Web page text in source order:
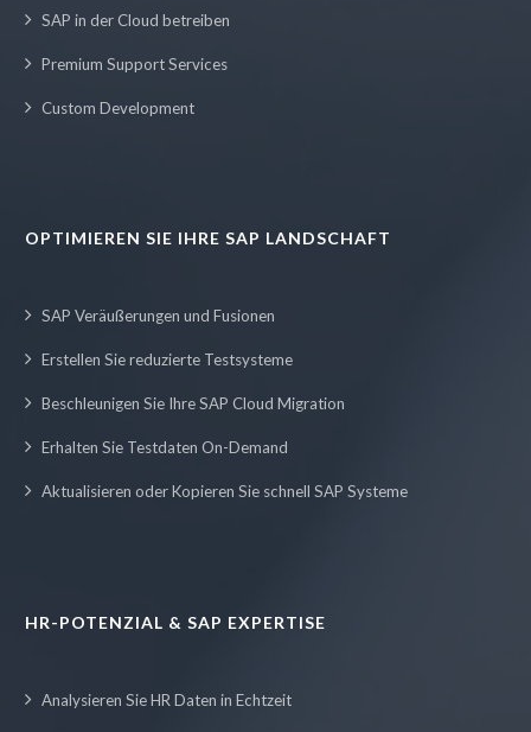
SAP in der Cloud betreiben
Premium Support Services
Custom Development
OPTIMIEREN SIE IHRE SAP LANDSCHAFT
SAP Veräußerungen und Fusionen
Erstellen Sie reduzierte Testsysteme
Beschleunigen Sie Ihre SAP Cloud Migration
Erhalten Sie Testdaten On-Demand
Aktualisieren oder Kopieren Sie schnell SAP Systeme
HR-POTENZIAL & SAP EXPERTISE
Analysieren Sie HR Daten in Echtzeit